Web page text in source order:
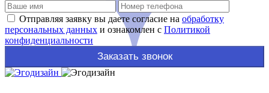
Отправляя заявку вы даете согласие на обработку
персональных данных и ознакомлен с Политикой
конфиденциальности